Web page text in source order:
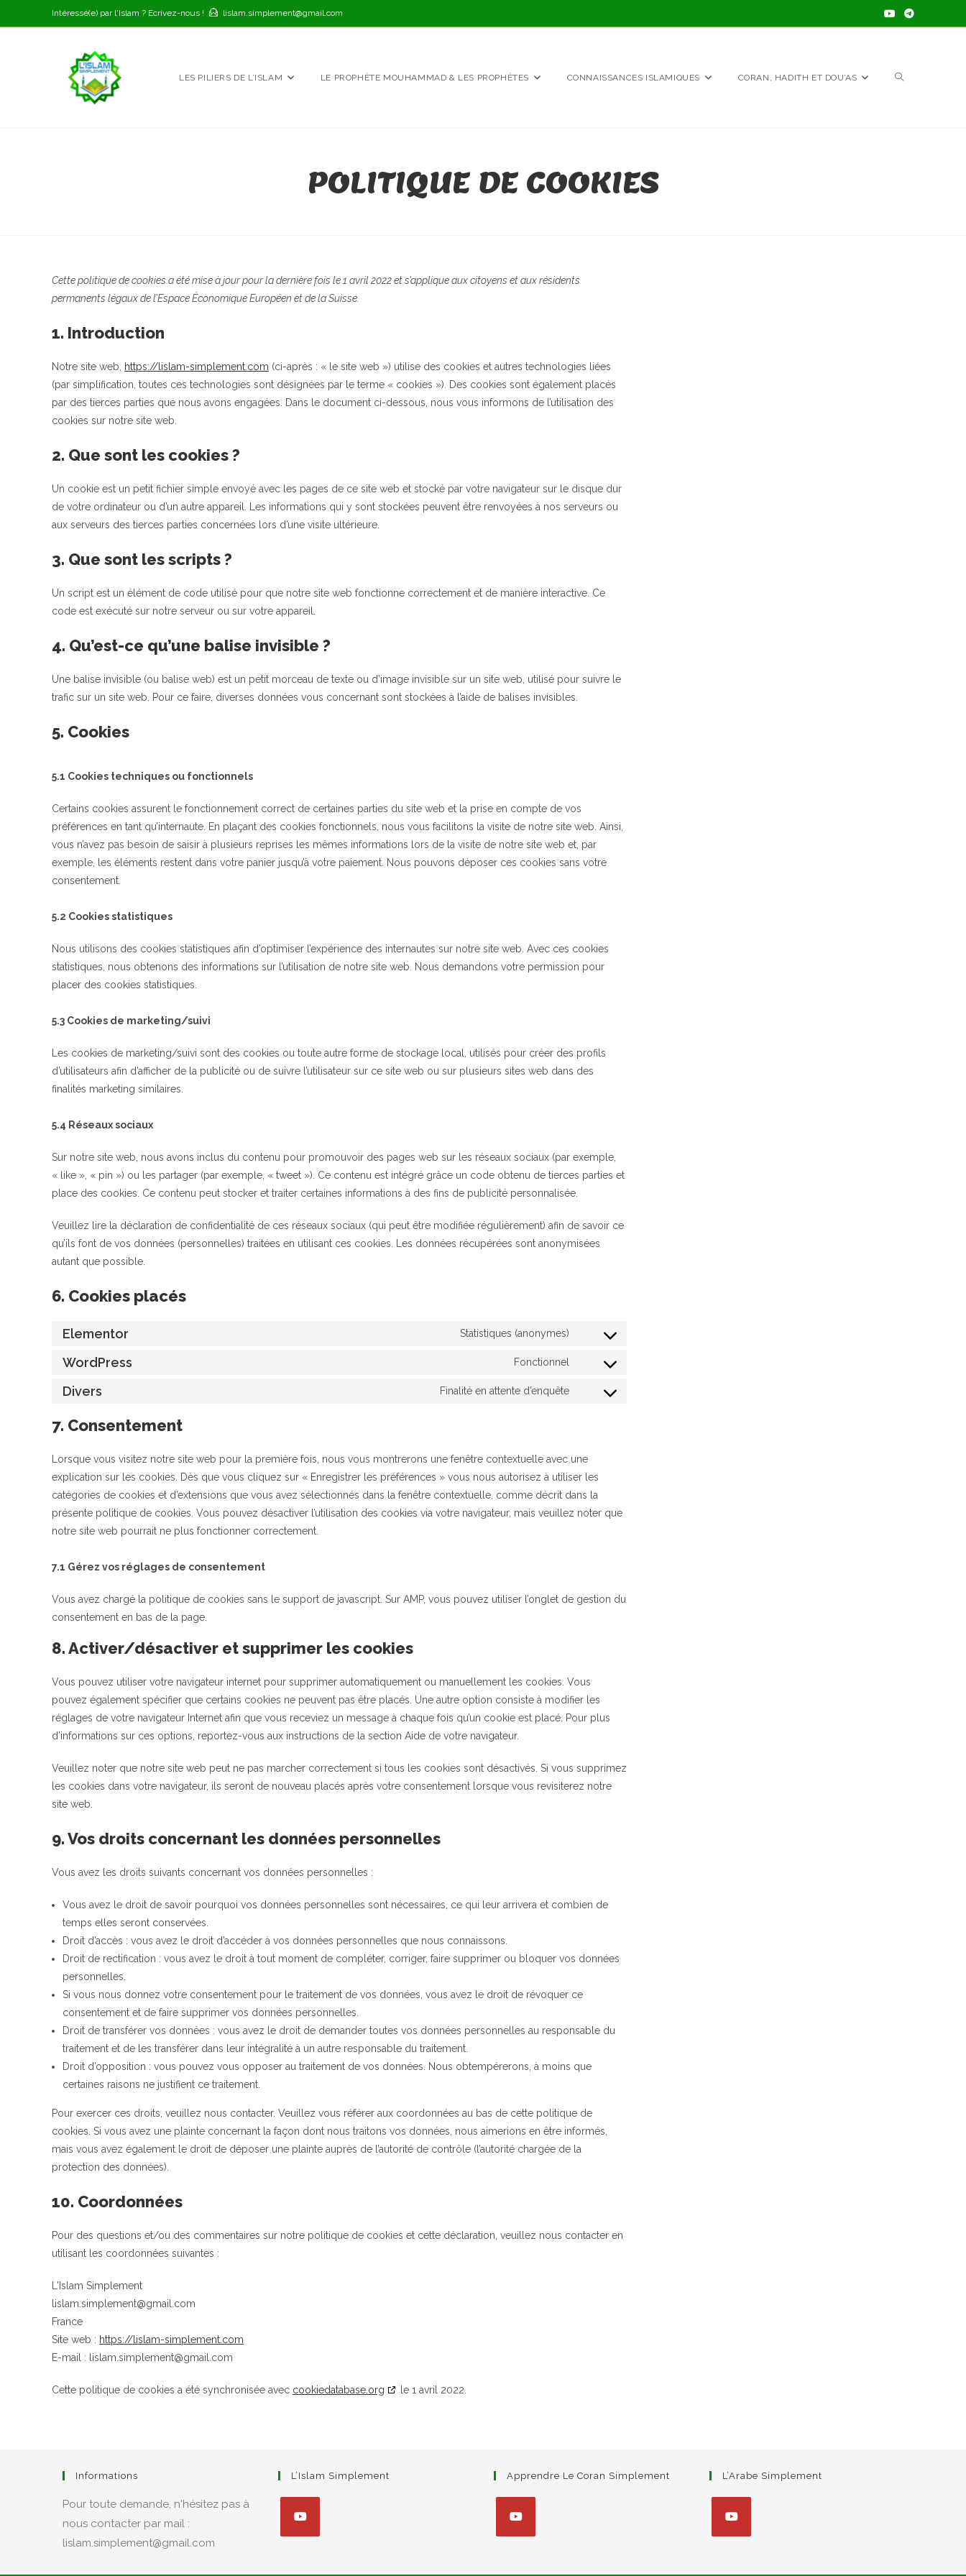
to
Intéressé(e) par l'Islam ? Ecrivez-nous ! lislam.simplement@gmail.com
LES PILIERS DE L’ISLAM LE PROPHÈTE MOUHAMMAD & LES PROPHÈTES CONNAISSANCES ISLAMIQUES CORAN, HADITH ET DOU’AS TOGGLE
POLITIQUE DE COOKIES
Cette politique de cookies a été mise à jour pour la dernière fois le 1 avril 2022 et s’applique aux citoyens et aux résidents
permanents légaux de l’Espace Économique Européen et de la Suisse.
1. Introduction
Notre site web, https://lislam-simplement.com (ci-après : « le site web ») utilise des cookies et autres technologies liées
(par simplification, toutes ces technologies sont désignées par le terme « cookies »). Des cookies sont également placés
par des tierces parties que nous avons engagées. Dans le document ci-dessous, nous vous informons de l’utilisation des
cookies sur notre site web.
2. Que sont les cookies ?
Un cookie est un petit fichier simple envoyé avec les pages de ce site web et stocké par votre navigateur sur le disque dur
de votre ordinateur ou d’un autre appareil. Les informations qui y sont stockées peuvent être renvoyées à nos serveurs ou
aux serveurs des tierces parties concernées lors d’une visite ultérieure.
3. Que sont les scripts ?
Un script est un élément de code utilisé pour que notre site web fonctionne correctement et de manière interactive. Ce
code est exécuté sur notre serveur ou sur votre appareil.
4. Qu’est-ce qu’une balise invisible ?
Une balise invisible (ou balise web) est un petit morceau de texte ou d’image invisible sur un site web, utilisé pour suivre le
trafic sur un site web. Pour ce faire, diverses données vous concernant sont stockées à l’aide de balises invisibles.
5. Cookies
5.1 Cookies techniques ou fonctionnels
Certains cookies assurent le fonctionnement correct de certaines parties du site web et la prise en compte de vos
préférences en tant qu’internaute. En plaçant des cookies fonctionnels, nous vous facilitons la visite de notre site web. Ainsi,
vous n’avez pas besoin de saisir à plusieurs reprises les mêmes informations lors de la visite de notre site web et, par
exemple, les éléments restent dans votre panier jusqu’à votre paiement. Nous pouvons déposer ces cookies sans votre
consentement.
5.2 Cookies statistiques
Nous utilisons des cookies statistiques afin d’optimiser l’expérience des internautes sur notre site web. Avec ces cookies
statistiques, nous obtenons des informations sur l’utilisation de notre site web. Nous demandons votre permission pour
placer des cookies statistiques.
5.3 Cookies de marketing/suivi
Les cookies de marketing/suivi sont des cookies ou toute autre forme de stockage local, utilisés pour créer des profils
d’utilisateurs afin d’afficher de la publicité ou de suivre l’utilisateur sur ce site web ou sur plusieurs sites web dans des
finalités marketing similaires.
5.4 Réseaux sociaux
Sur notre site web, nous avons inclus du contenu pour promouvoir des pages web sur les réseaux sociaux (par exemple,
« like », « pin ») ou les partager (par exemple, « tweet »). Ce contenu est intégré grâce un code obtenu de tierces parties et
place des cookies. Ce contenu peut stocker et traiter certaines informations à des fins de publicité personnalisée.
Veuillez lire la déclaration de confidentialité de ces réseaux sociaux (qui peut être modifiée régulièrement) afin de savoir ce
qu’ils font de vos données (personnelles) traitées en utilisant ces cookies. Les données récupérées sont anonymisées
autant que possible.
6. Cookies placés
Elementor Statistiques (anonymes)
Consent
elementor
WordPress Fonctionnel
Consent
Divers Finalité en attente d’enquête
Consent
7. Consentement
Lorsque vous visitez notre site web pour la première fois, nous vous montrerons une fenêtre contextuelle avec une
explication sur les cookies. Dès que vous cliquez sur « Enregistrer les préférences » vous nous autorisez à utiliser les
catégories de cookies et d’extensions que vous avez sélectionnés dans la fenêtre contextuelle, comme décrit dans la
présente politique de cookies. Vous pouvez désactiver l’utilisation des cookies via votre navigateur, mais veuillez noter que
notre site web pourrait ne plus fonctionner correctement.
7.1 Gérez vos réglages de consentement
Vous avez chargé la politique de cookies sans le support de javascript. Sur AMP, vous pouvez utiliser l’onglet de gestion du
consentement en bas de la page.
8. Activer/désactiver et supprimer les cookies
Vous pouvez utiliser votre navigateur internet pour supprimer automatiquement ou manuellement les cookies. Vous
pouvez également spécifier que certains cookies ne peuvent pas être placés. Une autre option consiste à modifier les
réglages de votre navigateur Internet afin que vous receviez un message à chaque fois qu’un cookie est placé. Pour plus
d’informations sur ces options, reportez-vous aux instructions de la section Aide de votre navigateur.
Veuillez noter que notre site web peut ne pas marcher correctement si tous les cookies sont désactivés. Si vous supprimez
les cookies dans votre navigateur, ils seront de nouveau placés après votre consentement lorsque vous revisiterez notre
site web.
9. Vos droits concernant les données personnelles
Vous avez les droits suivants concernant vos données personnelles :
Vous avez le droit de savoir pourquoi vos données personnelles sont nécessaires, ce qui leur arrivera et combien de
temps elles seront conservées.
Droit d’accès : vous avez le droit d’accéder à vos données personnelles que nous connaissons.
Droit de rectification : vous avez le droit à tout moment de compléter, corriger, faire supprimer ou bloquer vos données
personnelles.
Si vous nous donnez votre consentement pour le traitement de vos données, vous avez le droit de révoquer ce
consentement et de faire supprimer vos données personnelles.
Droit de transférer vos données : vous avez le droit de demander toutes vos données personnelles au responsable du
traitement et de les transférer dans leur intégralité à un autre responsable du traitement.
Droit d’opposition : vous pouvez vous opposer au traitement de vos données. Nous obtempérerons, à moins que
certaines raisons ne justifient ce traitement.
Pour exercer ces droits, veuillez nous contacter. Veuillez vous référer aux coordonnées au bas de cette politique de
cookies. Si vous avez une plainte concernant la façon dont nous traitons vos données, nous aimerions en être informés,
mais vous avez également le droit de déposer une plainte auprès de l’autorité de contrôle (l’autorité chargée de la
protection des données).
10. Coordonnées
Pour des questions et/ou des commentaires sur notre politique de cookies et cette déclaration, veuillez nous contacter en
utilisant les coordonnées suivantes :
L'Islam Simplement
lislam.simplement@gmail.com
France
Site web : https://lislam-simplement.com
E-mail :
lislam.simplement@gmail.com
Cette politique de cookies a été synchronisée avec cookiedatabase.org le 1 avril 2022.
Informations
Pour toute demande, n'hésitez pas à
nous contacter par mail :
lislam.simplement@gmail.com
L’Islam Simplement Apprendre Le Coran Simplement L’Arabe Simplement